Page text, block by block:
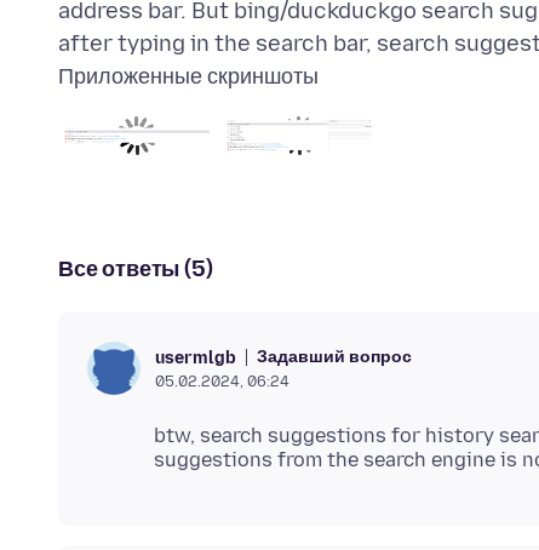
address bar. But bing/duckduckgo search
Приложенные скриншоты
Все ответы (5)
usermlgb Задавший вопрос
05.02.2024, 06:24
btw, search suggestions for history